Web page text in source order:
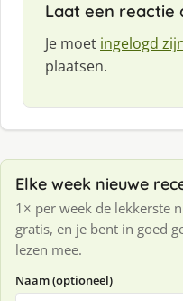
Laat een reactie
Je moet ingelogd
plaatsen.
Elke week nieuwe
1× per week de lekkerste
gratis, en je bent in goed
lezen mee.
Naam (optioneel)